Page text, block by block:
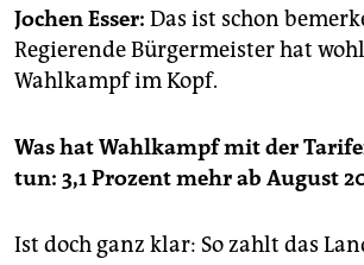
verlag
veranstaltungen
fragen & hilfe
abo
Jochen Esser: Das ist schon
Regierende Bürgermeister hat
Wahlkampf im Kopf.
Was hat Wahlkampf mit der
tun: 3,1 Prozent mehr ab August
Ist doch ganz klar: So zahlt das